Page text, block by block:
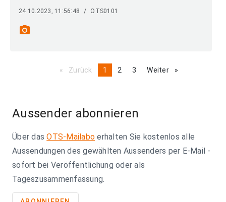
24.10.2023, 11:56:48 / OTS0101
photo_camera
Zurück pageYou're
1 page
2 page
3 Weiter page
Aussender abonnieren
Über dasOTS-Mailabo erhalten Sie kostenlos alle
Aussendungen des gewählten Aussenders per E-Mail -
sofort bei Veröffentlichung oder als
Tageszusammenfassung.